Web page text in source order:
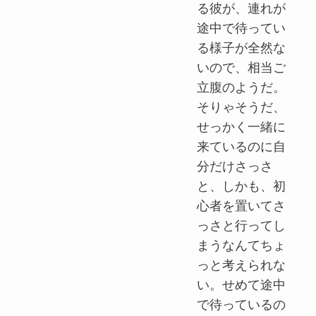
る彼が、連れが
途中で待ってい
る様子が全然な
いので、相当ご
立腹のようだ。
そりゃそうだ、
せっかく一緒に
来ているのに自
分だけさっさ
と、しかも、初
心者を置いてさ
っさと行ってし
まうなんてちょ
っと考えられな
い。せめて途中
で待っているの